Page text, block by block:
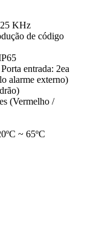
KHz
de código
entrada: 2ea
alarme externo)
(Vermelho /
~ 65ºC